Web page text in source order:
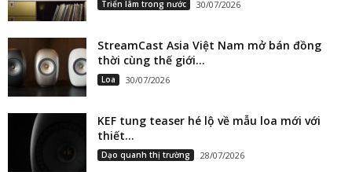
Triển lãm trong nước 30/07/2026
StreamCast Asia Việt Nam mở bán đồng
thời cùng thế giới...
Loa 30/07/2026
KEF tung teaser hé lộ về mẫu loa mới với
thiết...
Dạo quanh thị trường 28/07/2026